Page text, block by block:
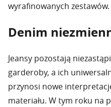
wyrafinowanych zestawów.
Denim
Jeansy pozostają
garderoby, a ich
przynosi nowe
materiału. W tym roku na